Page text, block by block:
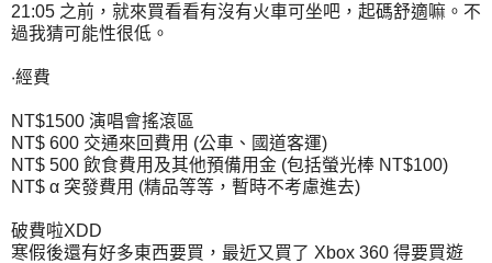
21:05 之前，就來買看看有沒有火車可坐吧，起碼舒適嘛。不
過我猜可能性很低。
‧經費
NT$1500 演唱會搖滾區
NT$ 600 交通來回費用 (公車、國道客運)
NT$ 500 飲食費用及其他預備用金 (包括螢光棒 NT$100)
NT$ α 突發費用 (精品等等，暫時不考慮進去)
破費啦XDD
寒假後還有好多東西要買，最近又買了 Xbox 360 得要買遊